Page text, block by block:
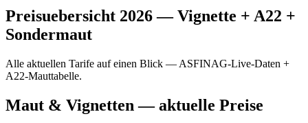
Preisuebersicht 2026 — Vignette + A22 +
Sondermaut
Alle aktuellen Tarife auf einen Blick — ASFINAG-Live-Daten +
A22-Mauttabelle.
Maut & Vignetten — aktuelle Preise